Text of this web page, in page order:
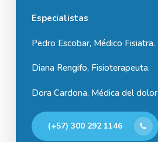
Especialistas
Pedro Escobar, Médico Fisiatra.
Diana Rengifo, Fisioterapeuta.
Dora Cardona, Médica del dolor
(+57) 300 292 1146